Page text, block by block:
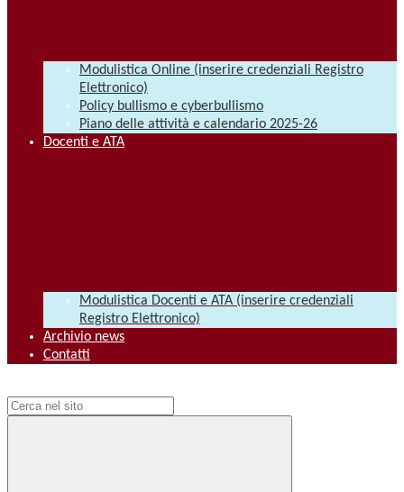
Modulistica Online (inserire credenziali Registro
Elettronico)
Policy bullismo e cyberbullismo
Piano delle attività e calendario 2025-26
Docenti e ATA
Modulistica Docenti e ATA (inserire credenziali
Registro Elettronico)
Archivio news
Contatti